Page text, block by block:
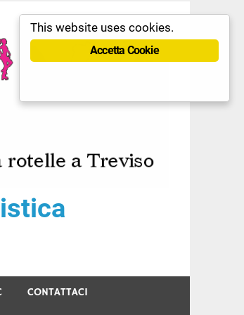
CONTATTACI
This website uses cookies.
Accetta Cookie